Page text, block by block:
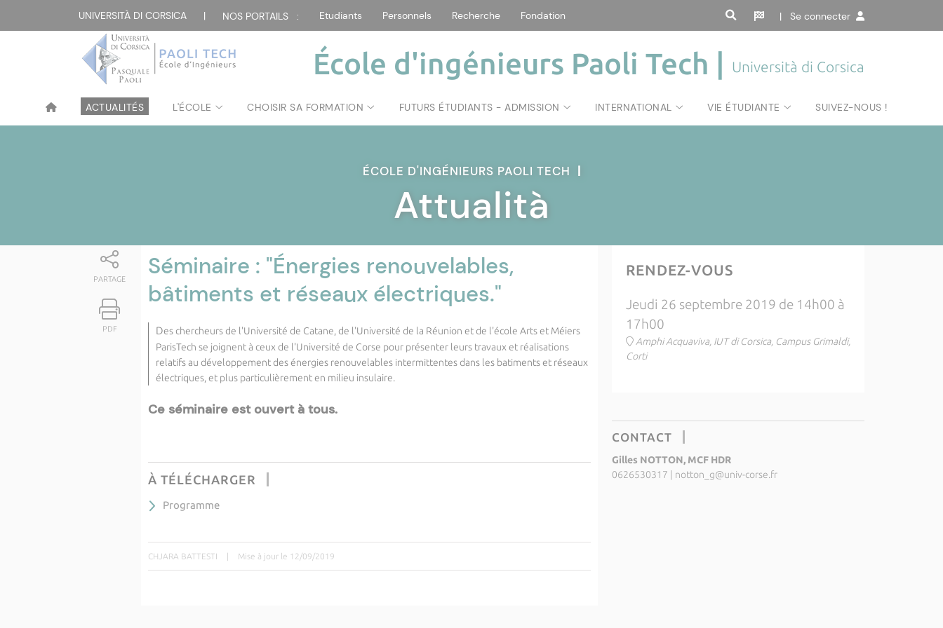
UNIVERSITÀ DI CORSICA | NOS PORTAILS : Etudiants Personnels Recherche Fondation | Se connecter
École d'ingénieurs Paoli Tech | Università di Corsica
ACTUALITÉS L'ÉCOLE CHOISIR SA FORMATION FUTURS ÉTUDIANTS - ADMISSION INTERNATIONAL VIE ÉTUDIANTE SUIVEZ-NOUS !
ÉCOLE D'INGÉNIEURS PAOLI TECH |
Attualità
PARTAGE
PDF
Séminaire : "Énergies renouvelables,
bâtiments et réseaux électriques."
Des chercheurs de l'Université de Catane, de l'Université de la Réunion et de l'école Arts et Méiers
ParisTech se joignent à ceux de l'Université de Corse pour présenter leurs travaux et réalisations
relatifs au développement des énergies renouvelables intermittentes dans les batiments et réseaux
électriques, et plus particulièrement en milieu insulaire.
Ce séminaire est ouvert à tous.
À TÉLÉCHARGER
Programme
CHJARA BATTESTI | Mise à jour le 12/09/2019
RENDEZ-VOUS
Jeudi 26 septembre 2019 de 14h00 à
17h00
Amphi Acquaviva, IUT di Corsica, Campus Grimaldi,
Corti
CONTACT
Gilles NOTTON, MCF HDR
0626530317
notton_g@univ-corse.fr